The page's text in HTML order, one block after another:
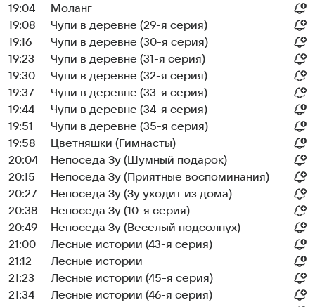
19:04
Моланг
19:08
Чупи в деревне (29-я серия)
19:16
Чупи в деревне (30-я серия)
19:23
Чупи в деревне (31-я серия)
19:30
Чупи в деревне (32-я серия)
19:37
Чупи в деревне (33-я серия)
19:44
Чупи в деревне (34-я серия)
19:51
Чупи в деревне (35-я серия)
19:58
Цветняшки (Гимнасты)
20:04
Непоседа Зу (Шумный подарок)
20:15
Непоседа Зу (Приятные воспоминания)
20:27
Непоседа Зу (Зу уходит из дома)
20:38
Непоседа Зу (10-я серия)
20:49
Непоседа Зу (Веселый подсолнух)
21:00
Лесные истории (43-я серия)
21:12
Лесные истории
21:23
Лесные истории (45-я серия)
21:34
Лесные истории (46-я серия)